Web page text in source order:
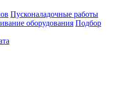
Пусконаладочные работы
оборудования Подбор